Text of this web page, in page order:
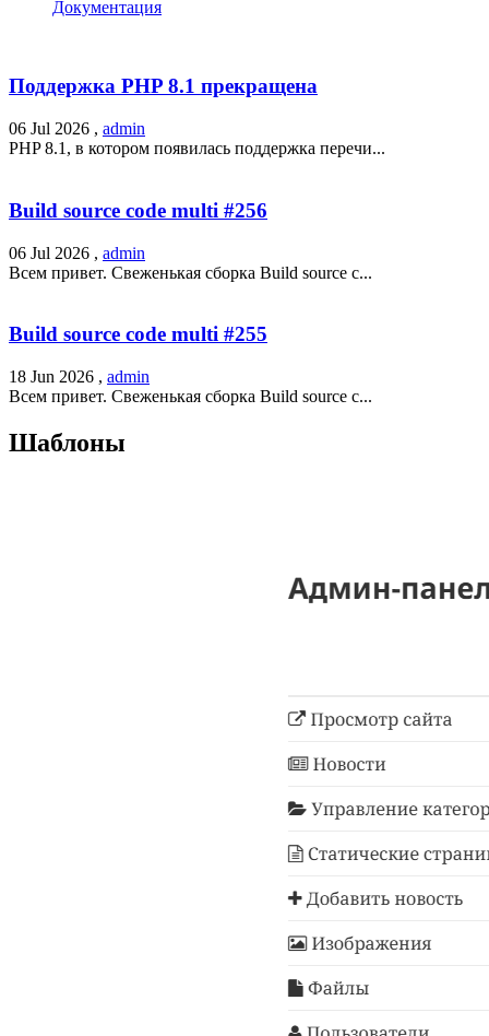
Документация
Поддержка PHP 8.1 прекращена
06 Jul 2026 , admin
PHP 8.1, в котором появилась поддержка перечи...
Build source code multi #256
06 Jul 2026 , admin
Всем привет. Свеженькая сборка Build source c...
Build source code multi #255
18 Jun 2026 , admin
Всем привет. Свеженькая сборка Build source c...
Шаблоны